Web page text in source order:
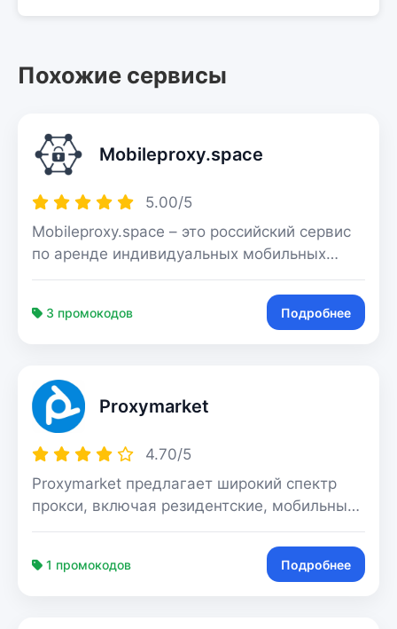
Похожие сервисы
Mobileproxy.space
5.00/5
Mobileproxy.space – это российский сервис
по аренде индивидуальных мобильных
прокси в 39 странах. Работа реализована
на базе физических 4G-модемов,
объединённых в фермы
3 промокодов Подробнее
Proxymarket
4.70/5
Proxymarket предлагает широкий спектр
прокси, включая резидентские, мобильные
и датацентровые по самым выгодным
ценам на рынке. Мы гарантируем высокое
качество, мгновенную выдачу прокси в
1 промокодов Подробнее